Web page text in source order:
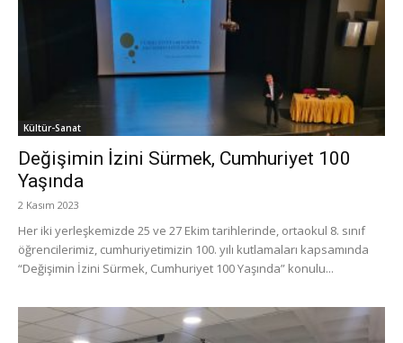
Kültür-Sanat
Değişimin İzini Sürmek, Cumhuriyet 100
Yaşında
2 Kasım 2023
Her iki yerleşkemizde 25 ve 27 Ekim tarihlerinde, ortaokul 8. sınıf
öğrencilerimiz, cumhuriyetimizin 100. yılı kutlamaları kapsamında
“Değişimin İzini Sürmek, Cumhuriyet 100 Yaşında” konulu...